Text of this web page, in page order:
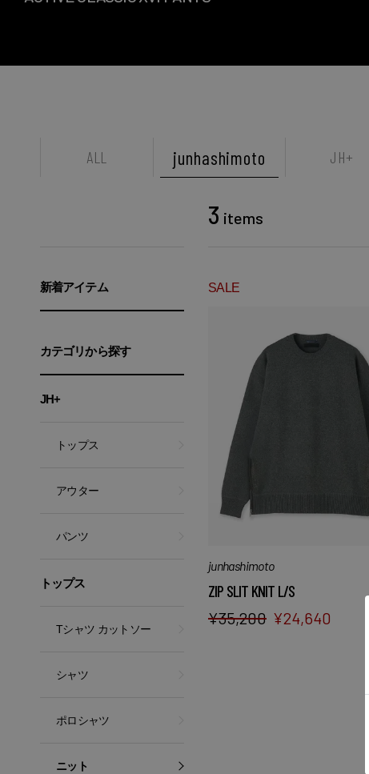
ALL junhashimoto JH+
新着アイテム
カテゴリから探す
JH+
トップス
アウター
パンツ
トップス
Tシャツ カットソー
シャツ
ポロシャツ
ニット
3 items
SALE
junhashimoto
ZIP SLIT KNIT L/S
¥35,200 ¥24,640